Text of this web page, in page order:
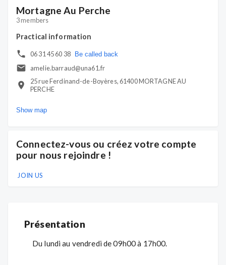
Mortagne Au Perche
3 members
Practical information
06 31 45 60 38 Be called back
amelie.barraud@una61.fr
25 rue Ferdinand-de-Boyères, 61400 MORTAGNE AU
PERCHE
Show map
Connectez-vous ou créez votre compte
pour nous rejoindre !
JOIN US
Présentation
Du lundi au vendredi de 09h00 à 17h00.